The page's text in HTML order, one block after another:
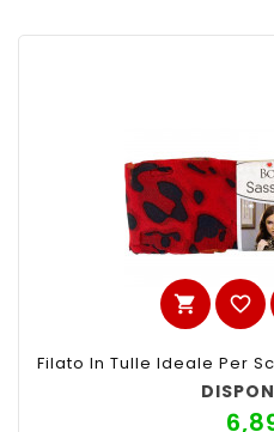
shopping_cart favorite_border